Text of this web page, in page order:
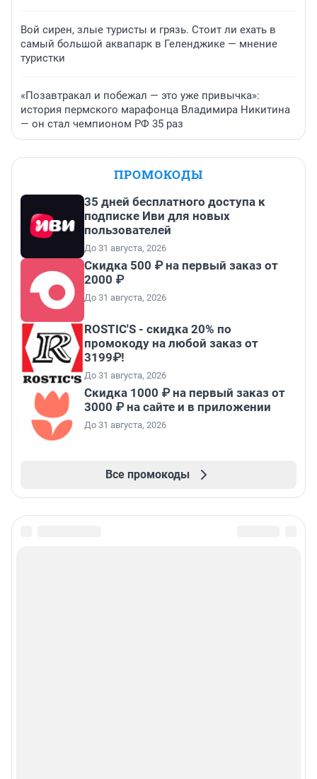
Вой сирен, злые туристы и грязь. Стоит ли ехать в
самый большой аквапарк в Геленджике — мнение
туристки
«Позавтракал и побежал — это уже привычка»:
история пермского марафонца Владимира Никитина
— он стал чемпионом РФ 35 раз
ПРОМОКОДЫ
35 дней бесплатного доступа к
подписке Иви для новых
пользователей
До 31 августа, 2026
Скидка 500 ₽ на первый заказ от
2000 ₽
До 31 августа, 2026
ROSTIC'S - скидка 20% по
промокоду на любой заказ от
3199₽!
До 31 августа, 2026
Скидка 1000 ₽ на первый заказ от
3000 ₽ на сайте и в приложении
До 31 августа, 2026
Все промокоды